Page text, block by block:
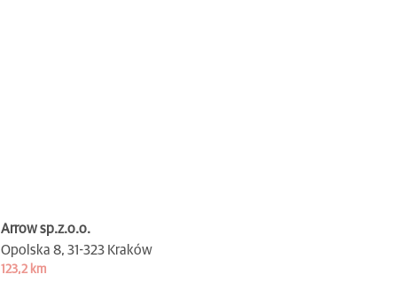
Arrow sp.z.o.o.
Opolska 8, 31-323 Kraków
123,2 km